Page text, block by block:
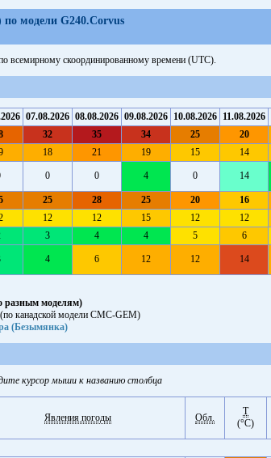
модели G240.Corvus
всемирному скоординированному времени (UTC).
07.08.2026 08.08.2026 09.08.2026 10.08.2026 11.08.2026
32 35 34 25 20
18 21 19 15 14
0 0 4 0 14
25 28 25 20 16
12 12 15 12 12
3 4 4 5 6
4 6 12 12 14
разным моделям)
(по канадской модели CMC-GEM)
(Безымянка)
курсор мыши к названию столбца
Явления погоды Обл.
Т
(°С)